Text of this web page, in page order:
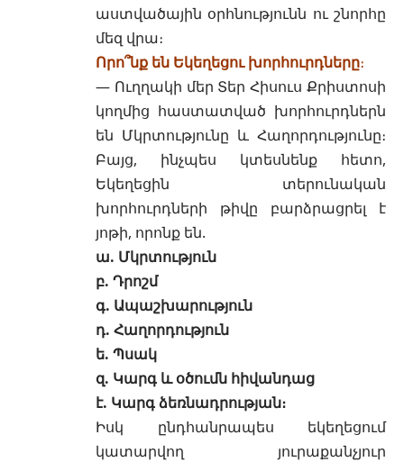
աստվածային օրհնությունն ու շնորհը
մեզ վրա։
Որո՞նք են Եկեղեցու խորհուրդները։
— Ուղղակի մեր Տեր Հիսուս Քրիստոսի
կողմից հաստատված խորհուրդներն
են Մկրտությունը և Հաղորդությունը։
Բայց, ինչպես կտեսնենք հետո,
Եկեղեցին տերունական
խորհուրդների թիվը բարձրացրել է
յոթի, որոնք են.
ա. Մկրտություն
բ. Դրոշմ
գ. Ապաշխարություն
դ. Հաղորդություն
ե. Պսակ
զ. Կարգ և օծումն հիվանդաց
է. Կարգ ձեռնադրության։
Իսկ ընդհանրապես եկեղեցում
կատարվող յուրաքանչյուր